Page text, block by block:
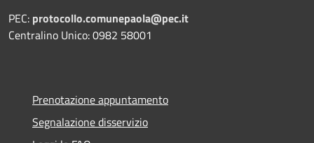
PEC: protocollo.comunepaola@pec.it
Centralino Unico: 0982 58001
Prenotazione appuntamento
Segnalazione disservizio